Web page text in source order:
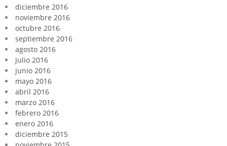
diciembre 2016
noviembre 2016
octubre 2016
septiembre 2016
agosto 2016
julio 2016
junio 2016
mayo 2016
abril 2016
marzo 2016
febrero 2016
enero 2016
diciembre 2015